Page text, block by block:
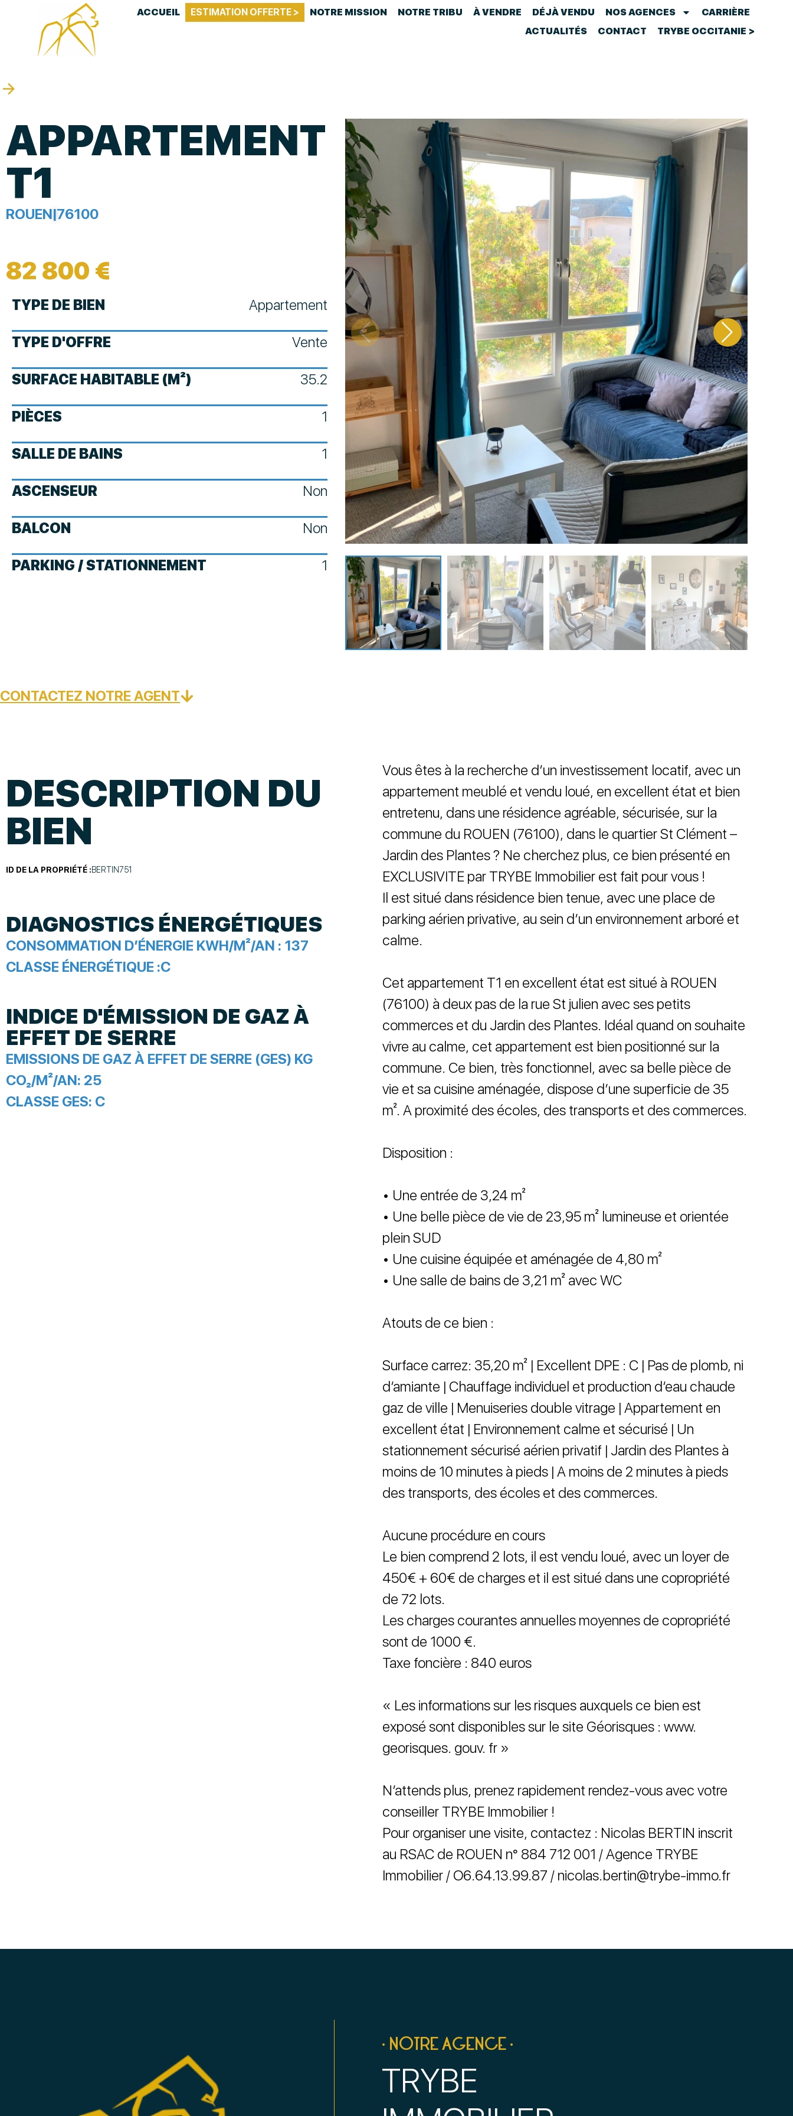
ACCUEIL ESTIMATION OFFERTE > NOTRE MISSION NOTRE TRIBU À VENDRE DÉJÀ VENDU NOS AGENCES
CARRIÈRE
ACTUALITÉS
CONTACT TRYBE OCCITANIE >
APPARTEMENT
T1
ROUEN|76100
82 800 €
TYPE DE BIEN Appartement
TYPE D'OFFRE Vente
SURFACE HABITABLE (M²) 35.2
PIÈCES 1
SALLE DE BAINS 1
ASCENSEUR Non
BALCON Non
PARKING / STATIONNEMENT 1
CONTACTEZ NOTRE AGENT
DESCRIPTION DU
BIEN
ID DE LA PROPRIÉTÉ :BERTIN751
DIAGNOSTICS ÉNERGÉTIQUES
CONSOMMATION D’ÉNERGIE KWH/M²/AN : 137
CLASSE ÉNERGÉTIQUE :C
INDICE D'ÉMISSION DE GAZ À
EFFET DE SERRE
EMISSIONS DE GAZ À EFFET DE SERRE (GES) KG
CO₂/M²/AN: 25
CLASSE GES: C
Vous êtes à la recherche d’un investissement locatif, avec un
appartement meublé et vendu loué, en excellent état et bien
entretenu, dans une résidence agréable, sécurisée, sur la
commune du ROUEN (76100), dans le quartier St Clément –
Jardin des Plantes ? Ne cherchez plus, ce bien présenté en
EXCLUSIVITE par TRYBE Immobilier est fait pour vous !
Il est situé dans résidence bien tenue, avec une place de
parking aérien privative, au sein d’un environnement arboré et
calme.
Cet appartement T1 en excellent état est situé à ROUEN
(76100) à deux pas de la rue St julien avec ses petits
commerces et du Jardin des Plantes. Idéal quand on souhaite
vivre au calme, cet appartement est bien positionné sur la
commune. Ce bien, très fonctionnel, avec sa belle pièce de
vie et sa cuisine aménagée, dispose d’une superficie de 35
m². A proximité des écoles, des transports et des commerces.
Disposition :
• Une entrée de 3,24 m²
• Une belle pièce de vie de 23,95 m² lumineuse et orientée
plein SUD
• Une cuisine équipée et aménagée de 4,80 m²
• Une salle de bains de 3,21 m² avec WC
Atouts de ce bien :
Surface carrez: 35,20 m² | Excellent DPE : C | Pas de plomb, ni
d’amiante | Chauffage individuel et production d’eau chaude
gaz de ville | Menuiseries double vitrage | Appartement en
excellent état | Environnement calme et sécurisé | Un
stationnement sécurisé aérien privatif | Jardin des Plantes à
moins de 10 minutes à pieds | A moins de 2 minutes à pieds
des transports, des écoles et des commerces.
Aucune procédure en cours
Le bien comprend 2 lots, il est vendu loué, avec un loyer de
450€ + 60€ de charges et il est situé dans une copropriété
de 72 lots.
Les charges courantes annuelles moyennes de copropriété
sont de 1000 €.
Taxe foncière : 840 euros
« Les informations sur les risques auxquels ce bien est
exposé sont disponibles sur le site Géorisques : www.
georisques. gouv. fr »
N’attends plus, prenez rapidement rendez-vous avec votre
conseiller TRYBE Immobilier !
Pour organiser une visite, contactez : Nicolas BERTIN inscrit
au RSAC de ROUEN n° 884 712 001 / Agence TRYBE
Immobilier / O6.64.13.99.87 / nicolas.bertin@trybe-immo.fr
• NOTRE AGENCE •
TRYBE